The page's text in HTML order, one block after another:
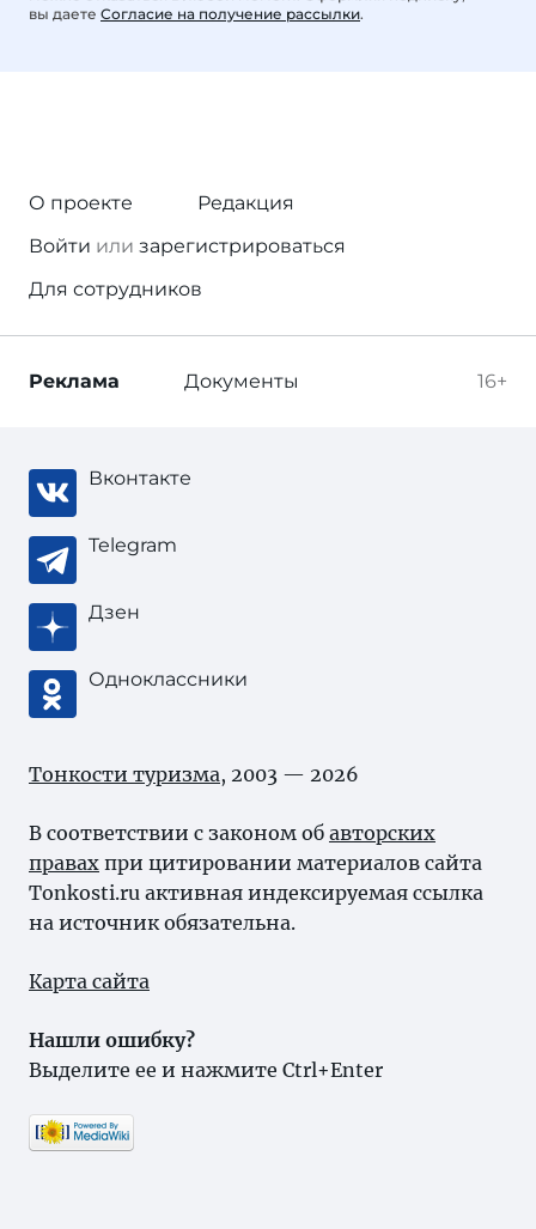
вы даете Согласие на получение рассылки.
О проекте
Редакция
Войти или зарегистрироваться
Для сотрудников
16+
Реклама Документы
Вконтакте
Telegram
Дзен
Одноклассники
Тонкости туризма, 2003 — 2026
В соответствии с законом об авторских
правах при цитировании материалов сайта
Tonkosti.ru активная индексируемая ссылка
на источник обязательна.
Карта сайта
Нашли ошибку?
Выделите ее и нажмите Ctrl+Enter